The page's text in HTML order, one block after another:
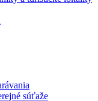
súťaže